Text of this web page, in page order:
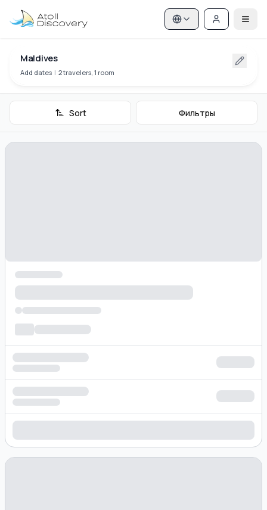
Maldives
Add dates | 2 travelers, 1 room
Sort Фильтры